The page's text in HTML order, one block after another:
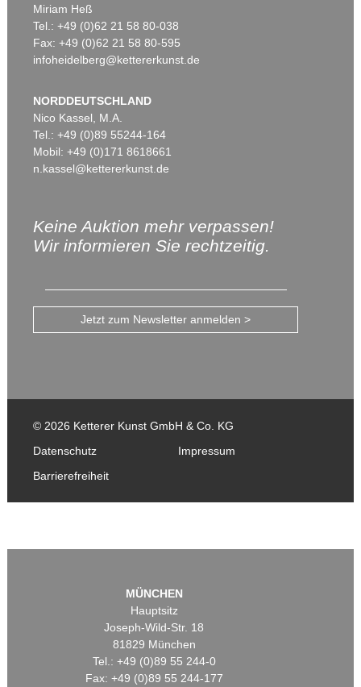
Miriam Heß
Tel.: +49 (0)62 21 58 80-038
Fax: +49 (0)62 21 58 80-595
infoheidelberg@kettererkunst.de
NORDDEUTSCHLAND
Nico Kassel, M.A.
Tel.: +49 (0)89 55244-164
Mobil: +49 (0)171 8618661
n.kassel@kettererkunst.de
Keine Auktion mehr verpassen!
Wir informieren Sie rechtzeitig.
Jetzt zum Newsletter anmelden >
© 2026 Ketterer Kunst GmbH & Co. KG
Datenschutz
Impressum
Barrierefreiheit
MÜNCHEN
Hauptsitz
Joseph-Wild-Str. 18
81829 München
Tel.: +49 (0)89 55 244-0
Fax: +49 (0)89 55 244-177